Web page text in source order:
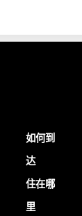
如何到
达
住在哪
里